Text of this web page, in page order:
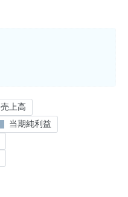
売上高
当期純利益